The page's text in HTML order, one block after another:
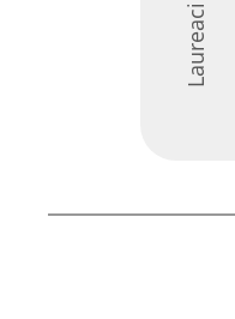
Laureaci